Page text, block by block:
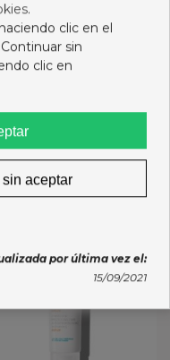
MISMA CATEGORÍA:
.
clic en el
sin
clic en
aceptar
por última vez el:
15/09/2021